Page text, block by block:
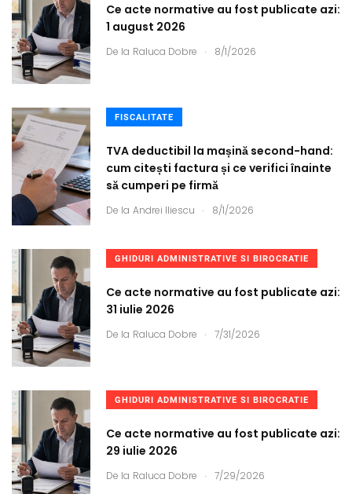
Ce acte normative au fost publicate azi:
1 august 2026
De la Raluca Dobre . 8/1/2026
FISCALITATE
TVA deductibil la mașină second-hand:
cum citești factura și ce verifici înainte
să cumperi pe firmă
De la Andrei Iliescu . 8/1/2026
GHIDURI ADMINISTRATIVE SI BIROCRATIE
Ce acte normative au fost publicate azi:
31 iulie 2026
De la Raluca Dobre . 7/31/2026
GHIDURI ADMINISTRATIVE SI BIROCRATIE
Ce acte normative au fost publicate azi:
29 iulie 2026
De la Raluca Dobre . 7/29/2026